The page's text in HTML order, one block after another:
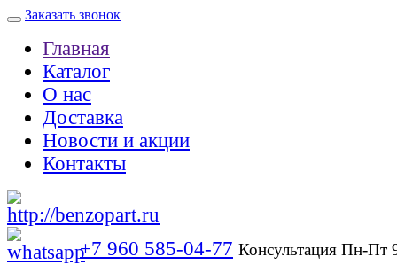
Заказать звонок
Главная
Каталог
О нас
Доставка
Новости и акции
Контакты
+7 960 585-04-77 Консультация Пн-